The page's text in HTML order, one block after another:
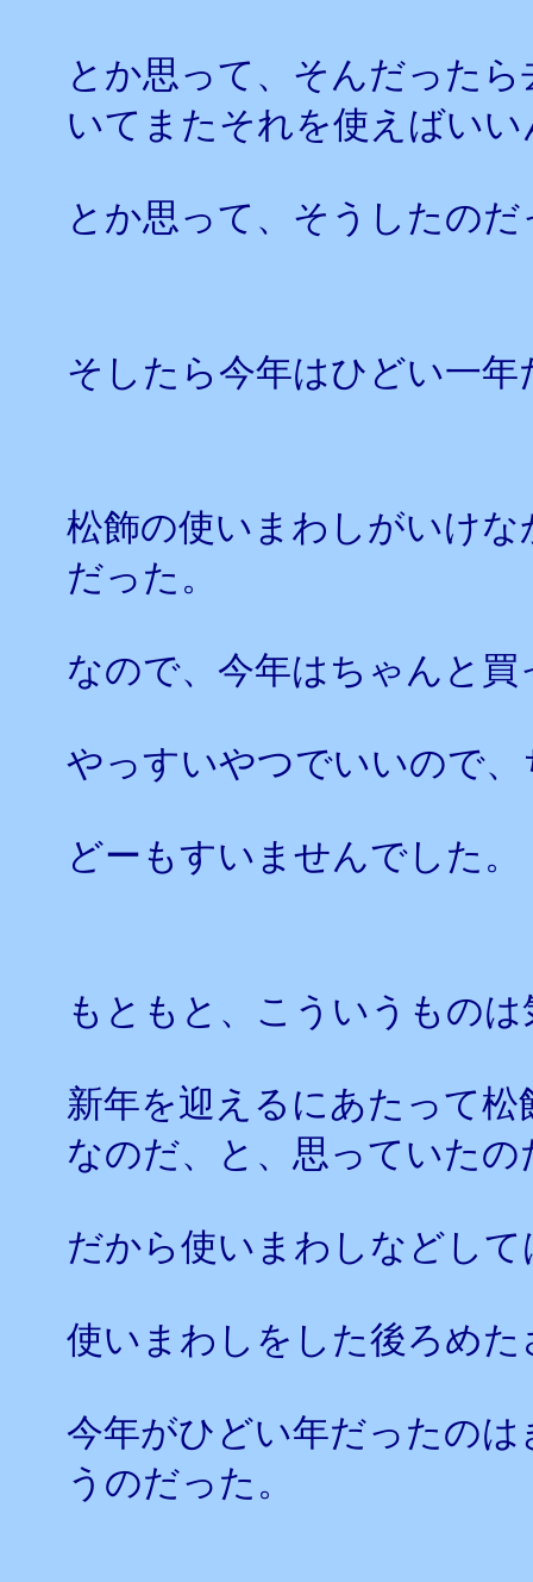
とか思って、そんだった
いてまたそれを使えばい
とか思って、そうしたのだ
そしたら今年はひどい一年
松飾の使いまわしがいけ
だった。
なので、今年はちゃんと
やっすいやつでいいので
どーもすいませんでした。
もともと、こういうもの
新年を迎えるにあたって
なのだ、と、思っていたの
だから使いまわしなどし
使いまわしをした後ろめた
今年がひどい年だったの
うのだった。